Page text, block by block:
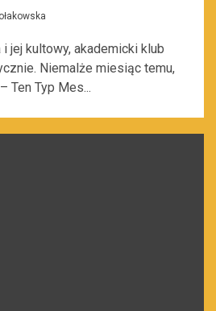
jej kultowy, akademicki klub
Niemalże miesiąc temu,
Ten Typ Mes...